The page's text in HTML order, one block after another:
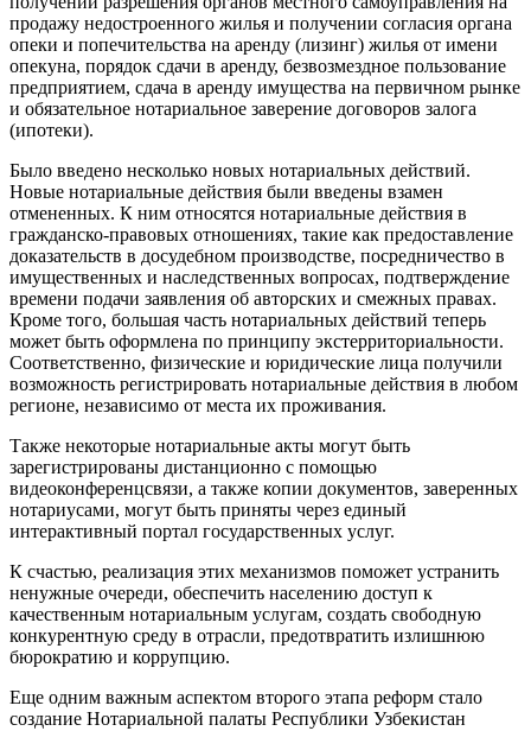
продажу недостроенного жилья и получении согласия органа
опеки и попечительства на аренду (лизинг) жилья от имени
опекуна, порядок сдачи в аренду, безвозмездное пользование
предприятием, сдача в аренду имущества на первичном рынке
и обязательное нотариальное заверение договоров залога
(ипотеки).
Было введено несколько новых нотариальных действий.
Новые нотариальные действия были введены взамен
отмененных. К ним относятся нотариальные действия в
гражданско-правовых отношениях, такие как предоставление
доказательств в досудебном производстве, посредничество в
имущественных и наследственных вопросах, подтверждение
времени подачи заявления об авторских и смежных правах.
Кроме того, большая часть нотариальных действий теперь
может быть оформлена по принципу экстерриториальности.
Соответственно, физические и юридические лица получили
возможность регистрировать нотариальные действия в любом
регионе, независимо от места их проживания.
Также некоторые нотариальные акты могут быть
зарегистрированы дистанционно с помощью
видеоконференцсвязи, а также копии документов, заверенных
нотариусами, могут быть приняты через единый
интерактивный портал государственных услуг.
К счастью, реализация этих механизмов поможет устранить
ненужные очереди, обеспечить населению доступ к
качественным нотариальным услугам, создать свободную
конкурентную среду в отрасли, предотвратить излишнюю
бюрократию и коррупцию.
Еще одним важным аспектом второго этапа реформ стало
создание Нотариальной палаты Республики Узбекистан